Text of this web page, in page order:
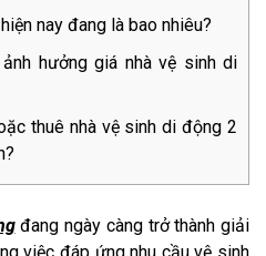
nay đang là bao nhiêu?
hưởng giá nhà vệ sinh di
thuê nhà vệ sinh di động 2
đang ngày càng trở thành giải